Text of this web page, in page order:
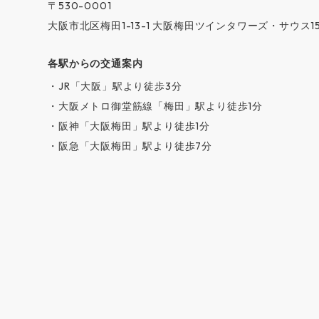
〒530-0001
大阪市北区梅田1-13-1 大阪梅田ツインタワーズ・サウス
各駅からの交通案内
・JR「大阪」駅より徒歩3分
・大阪メトロ御堂筋線「梅田」駅より徒歩1分
・阪神「大阪梅田」駅より徒歩1分
・阪急「大阪梅田」駅より徒歩7分